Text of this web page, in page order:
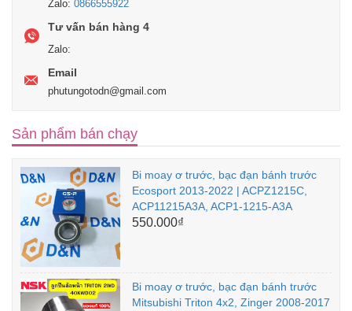
Zalo: 0866555922
Tư vấn bán hàng 4
Zalo:
Email
phutungotodn@gmail.com
Sản phẩm bán chạy
Bi moay ơ trước, bạc đạn bánh trước
Ecosport 2013-2022 | ACPZ1215C,
ACP11215A3A, ACP1-1215-A3A
550.000₫
Bi moay ơ trước, bạc đạn bánh trước
Mitsubishi Triton 4x2, Zinger 2008-2017